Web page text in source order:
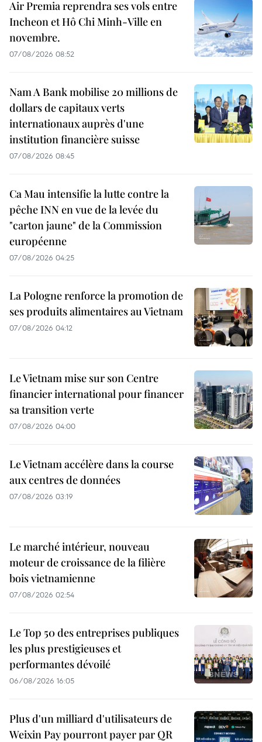
Air Premia reprendra ses vols entre
Incheon et Hô Chi Minh-Ville en
novembre.
07/08/2026 08:52
Nam A Bank mobilise 20 millions de
dollars de capitaux verts
internationaux auprès d'une
institution financière suisse
07/08/2026 08:45
Ca Mau intensifie la lutte contre la
pêche INN en vue de la levée du
"carton jaune" de la Commission
européenne
07/08/2026 04:25
La Pologne renforce la promotion de
ses produits alimentaires au Vietnam
07/08/2026 04:12
Le Vietnam mise sur son Centre
financier international pour financer
sa transition verte
07/08/2026 04:00
Le Vietnam accélère dans la course
aux centres de données
07/08/2026 03:19
Le marché intérieur, nouveau
moteur de croissance de la filière
bois vietnamienne
07/08/2026 02:54
Le Top 50 des entreprises publiques
les plus prestigieuses et
performantes dévoilé
06/08/2026 16:05
Plus d'un milliard d'utilisateurs de
Weixin Pay pourront payer par QR